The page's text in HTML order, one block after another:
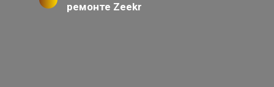
ремонте Zeekr